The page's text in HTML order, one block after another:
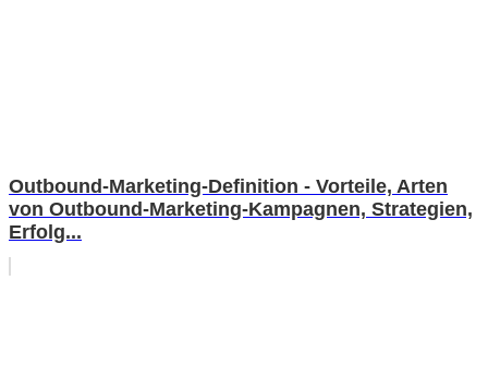
Outbound-Marketing-Definition - Vorteile, Arten
von Outbound-Marketing-Kampagnen, Strategien,
Erfolg...